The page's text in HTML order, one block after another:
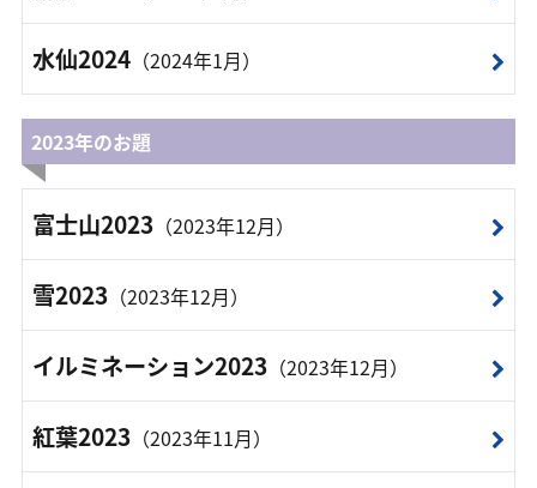
水仙2024（2024年1月）
2023年のお題
富士山2023（2023年12月）
雪2023（2023年12月）
イルミネーション2023（2023年12月）
紅葉2023（2023年11月）